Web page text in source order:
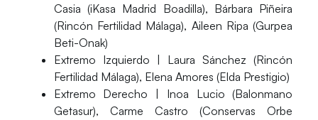
Casia (iKasa Madrid Boadilla), Bárbara Piñeira
(Rincón Fertilidad Málaga), Aileen Ripa (Gurpea
Beti-Onak)
Extremo Izquierdo | Laura Sánchez (Rincón
Fertilidad Málaga), Elena Amores (Elda Prestigio)
Extremo Derecho | Inoa Lucio (Balonmano
Getasur), Carme Castro (Conservas Orbe